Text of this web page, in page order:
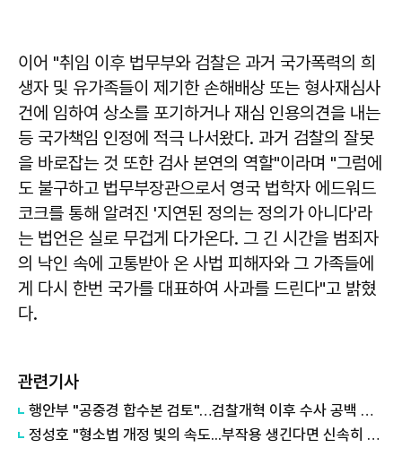
이어 "취임 이후 법무부와 검찰은 과거 국가폭력의 희
생자 및 유가족들이 제기한 손해배상 또는 형사재심사
건에 임하여 상소를 포기하거나 재심 인용의견을 내는
등 국가책임 인정에 적극 나서왔다. 과거 검찰의 잘못
을 바로잡는 것 또한 검사 본연의 역할"이라며 "그럼에
도 불구하고 법무부장관으로서 영국 법학자 에드워드
코크를 통해 알려진 '지연된 정의는 정의가 아니다'라
는 법언은 실로 무겁게 다가온다. 그 긴 시간을 범죄자
의 낙인 속에 고통받아 온 사법 피해자와 그 가족들에
게 다시 한번 국가를 대표하여 사과를 드린다"고 밝혔
다.
관련기사
행안부 "공중경 합수본 검토"…검찰개혁 이후 수사 공백 대응 나서
정성호 "형소법 개정 빛의 속도...부작용 생긴다면 신속히 수정해야"